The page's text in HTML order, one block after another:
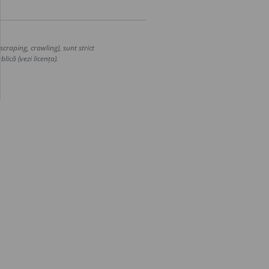
crawling), sunt strict
(vezi licența).